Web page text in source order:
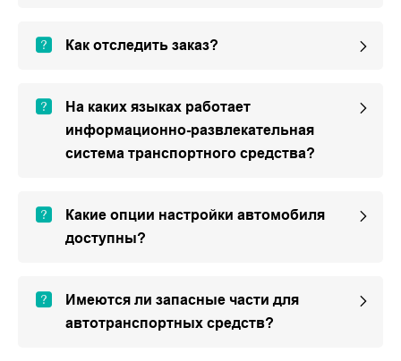
Как отследить заказ?
На каких языках работает
информационно-развлекательная
система транспортного средства?
Какие опции настройки автомобиля
доступны?
Имеются ли запасные части для
автотранспортных средств?